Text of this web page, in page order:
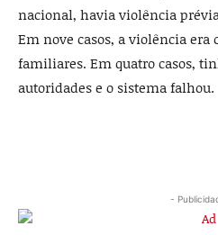
nacional, havia violência prévia
Em nove casos, a violência
familiares. Em quatro casos,
autoridades e o sistema falhou.
-